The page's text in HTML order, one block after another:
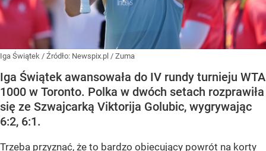
Iga Świątek / Źródło: Newspix.pl / Zuma
Iga Świątek awansowała do IV rundy turnieju WTA
1000 w Toronto. Polka w dwóch setach rozprawiła
się ze Szwajcarką Viktorija Golubic, wygrywając
6:2, 6:1.
Trzeba przyznać, że to bardzo obiecujący powrót na korty